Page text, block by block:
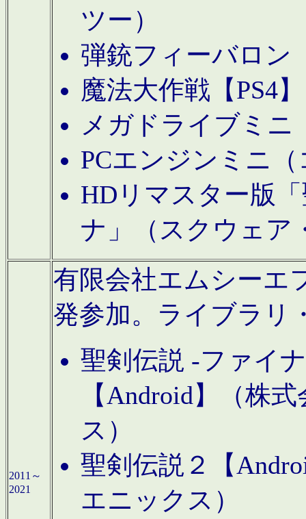
ツー）
弾銃フィーバロン
魔法大作戦【PS4
メガドライブミニ
PCエンジンミニ
HDリマスター版
ナ」（スクウェア
2011～
2021
有限会社エムシーエ
発参加。ライブラリ
聖剣伝説 -ファイ
【Android】（株
ス）
聖剣伝説２【
エニックス）